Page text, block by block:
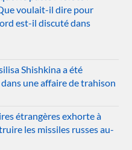
voulait-il dire pour
est-il discuté dans
Shishkina a été
une affaire de trahison
étrangères exhorte à
les missiles russes au-